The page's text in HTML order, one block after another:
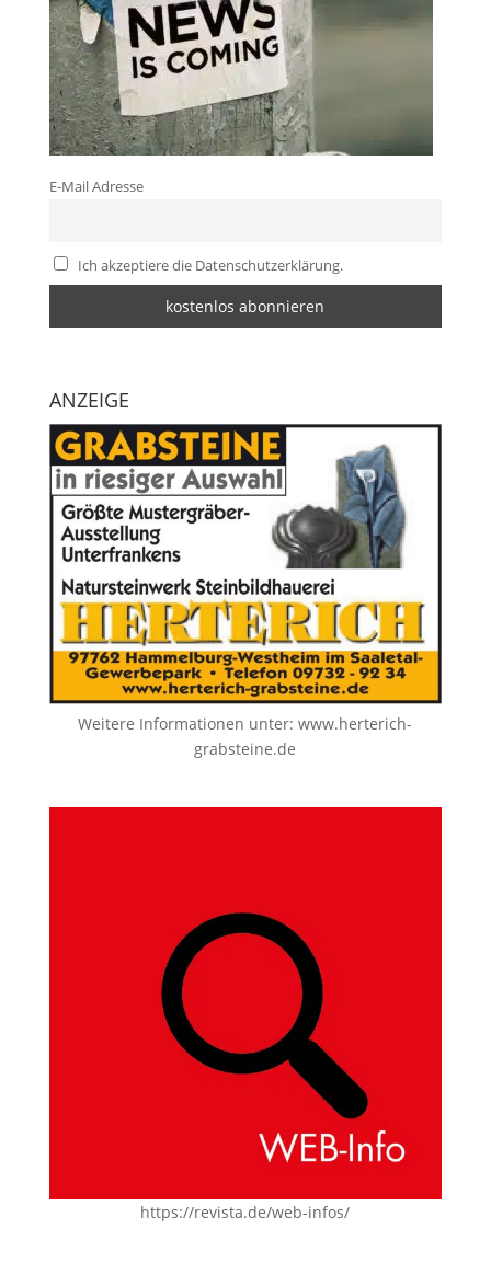
E-Mail Adresse
Ich akzeptiere die Datenschutzerklärung.
ANZEIGE
Weitere Informationen unter:www.herterich-
grabsteine.de
https://revista.de/web-infos/